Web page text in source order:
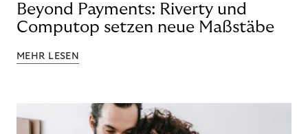
Beyond Payments: Riverty und
Computop setzen neue Maßstäbe
MEHR LESEN